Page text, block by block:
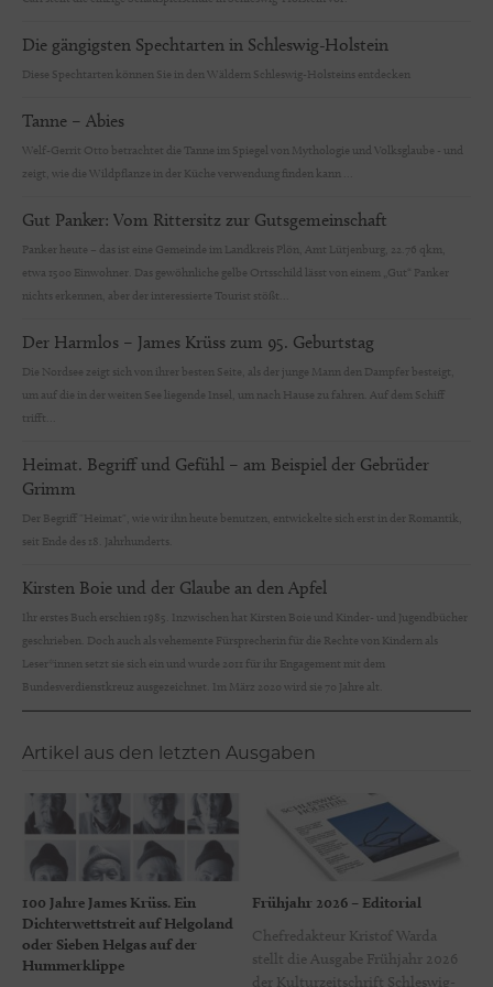
Artikel aus den letzten Ausgaben
100 Jahre James Krüss. Ein
Dichterwettstreit auf Helgoland
oder Sieben Helgas auf der
Hummerklippe
Frühjahr 2026 – Editorial
Chefredakteur Kristof Warda
stellt die Ausgabe Frühjahr 2026
der Kulturzeitschrift Schleswig-
Die gängigsten Spechtarten in Schleswig-Holstein
Diese Spechtarten können Sie in den Wäldern Schleswig-Holsteins entdecken
Tanne – Abies
Welf-Gerrit Otto betrachtet die Tanne im Spiegel von Mythologie und Volksglaube - und
zeigt, wie die Wildpflanze in der Küche verwendung finden kann ...
Gut Panker: Vom Rittersitz zur Gutsgemeinschaft
Panker heute – das ist eine Gemeinde im Landkreis Plön, Amt Lütjenburg, 22.76 qkm,
etwa 1500 Einwohner. Das gewöhnliche gelbe Ortsschild lässt von einem „Gut“ Panker
nichts erkennen, aber der interessierte Tourist stößt...
Der Harmlos – James Krüss zum 95. Geburtstag
Die Nordsee zeigt sich von ihrer besten Seite, als der junge Mann den Dampfer besteigt,
um auf die in der weiten See liegende Insel, um nach Hause zu fahren. Auf dem Schiff
trifft...
Heimat. Begriff und Gefühl – am Beispiel der Gebrüder
Grimm
Der Begriff "Heimat", wie wir ihn heute benutzen, entwickelte sich erst in der Romantik,
seit Ende des 18. Jahrhunderts.
Kirsten Boie und der Glaube an den Apfel
Ihr erstes Buch erschien 1985. Inzwischen hat Kirsten Boie und Kinder- und Jugendbücher
geschrieben. Doch auch als vehemente Fürsprecherin für die Rechte von Kindern als
Leser*innen setzt sie sich ein und wurde 2011 für ihr Engagement mit dem
Bundesverdienstkreuz ausgezeichnet. Im März 2020 wird sie 70 Jahre alt.